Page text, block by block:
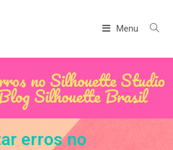
Menu
no Silhouette Studio
Silhouette Brasil
erros no